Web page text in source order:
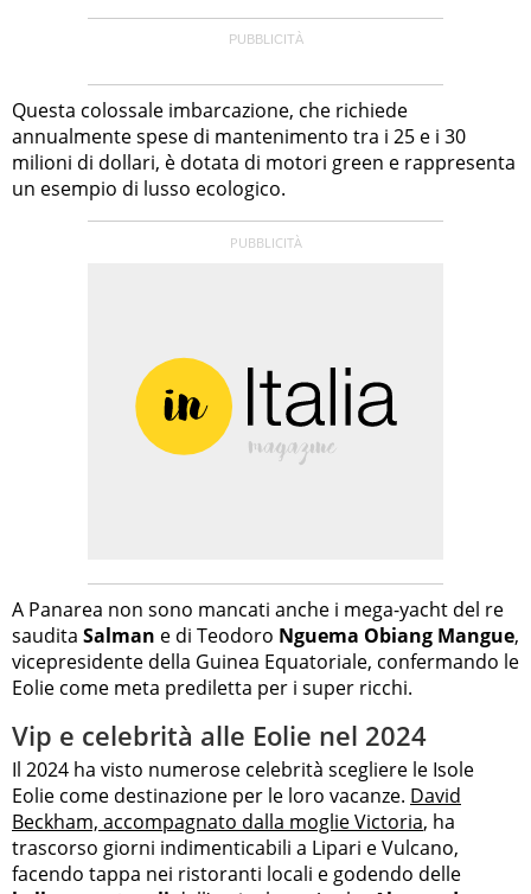
Questa colossale imbarcazione, che richiede
annualmente spese di mantenimento tra i 25 e i 30
milioni di dollari, è dotata di motori green e rappresenta
un esempio di lusso ecologico.
A Panarea non sono mancati anche i mega-yacht del re
saudita Salman e di Teodoro Nguema Obiang Mangue,
vicepresidente della Guinea Equatoriale, confermando le
Eolie come meta prediletta per i super ricchi.
Vip e celebrità alle Eolie nel 2024
Il 2024 ha visto numerose celebrità scegliere le Isole
Eolie come destinazione per le loro vacanze. David
Beckham, accompagnato dalla moglie Victoria, ha
trascorso giorni indimenticabili a Lipari e Vulcano,
facendo tappa nei ristoranti locali e godendo delle